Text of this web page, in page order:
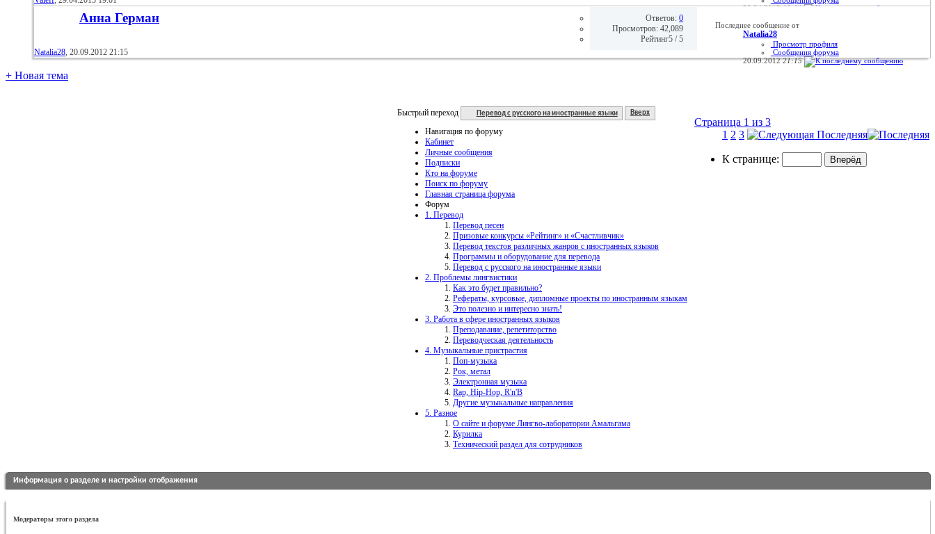
29.04.201319:01
Анна Герман
Natalia28 , 20.09.2012 21:15
Ответов:0
Просмотров: 42,089
Рейтинг5 / 5
Последнее сообщение от
Natalia28
Просмотр профиля
Сообщения форума
20.09.201221:15
+ Новая тема
Страница 1 из 3
1 2 3 Последняя
К странице:
Быстрый переход Перевод с русского на иностранные языки Вверх
Навигация по форуму
Кабинет
Личные сообщения
Подписки
Кто на форуме
Поиск по форуму
Главная страница форума
Форум
1. Перевод
Перевод песен
Призовые конкурсы «Рейтинг» и «Счастливчик»
Перевод текстов различных жанров с иностранных языков
Программы и оборудование для перевода
Перевод с русского на иностранные языки
2. Проблемы лингвистики
Как это будет правильно?
Рефераты, курсовые, дипломные проекты по иностранным языкам
Это полезно и интересно знать!
3. Работа в сфере иностранных языков
Преподавание, репетиторство
Переводческая деятельность
4. Музыкальные пристрастия
Поп-музыка
Рок, метал
Электронная музыка
Rap, Hip-Hop, R'n'B
Другие музыкальные направления
5. Разное
О сайте и форуме Лингво-лаборатории Амальгама
Курилка
Технический раздел для сотрудников
Информация о разделе и настройки отображения
Модераторы этого раздела